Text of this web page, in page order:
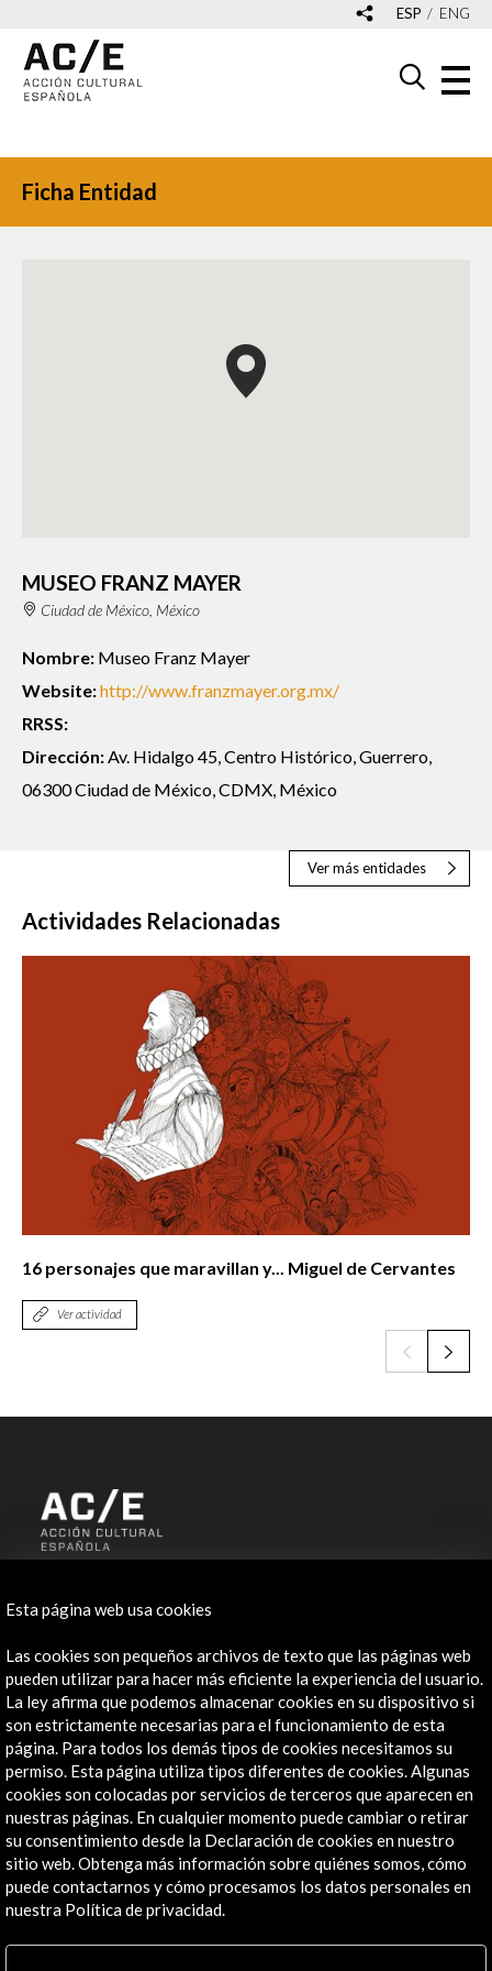
ESP ENG
Ficha Entidad
MUSEO FRANZ MAYER
Ciudad de México, México
Nombre: Museo Franz Mayer
Website:http://www.franzmayer.org.mx/
RRSS:
Dirección: Av. Hidalgo 45, Centro Histórico, Guerrero,
06300 Ciudad de México, CDMX, México
Ver más entidades
Actividades Relacionadas
16 personajes que maravillan y... Miguel de Cervantes
Ver actividad
AC/E
Contacta
info@accioncultural.es
+34 91 700 4000
José Abascal, 4 - 4º
28003 Madrid, España
Canales de contacto
Explora
Esta página web usa cookies
Las cookies son pequeños archivos de texto que las páginas web
pueden utilizar para hacer más eficiente la experiencia del usuario.
La ley afirma que podemos almacenar cookies en su dispositivo si
son estrictamente necesarias para el funcionamiento de esta
página. Para todos los demás tipos de cookies necesitamos su
permiso. Esta página utiliza tipos diferentes de cookies. Algunas
cookies son colocadas por servicios de terceros que aparecen en
nuestras páginas. En cualquier momento puede cambiar o retirar
su consentimiento desde la Declaración de cookies en nuestro
sitio web. Obtenga más información sobre quiénes somos, cómo
puede contactarnos y cómo procesamos los datos personales en
nuestra Política de privacidad.